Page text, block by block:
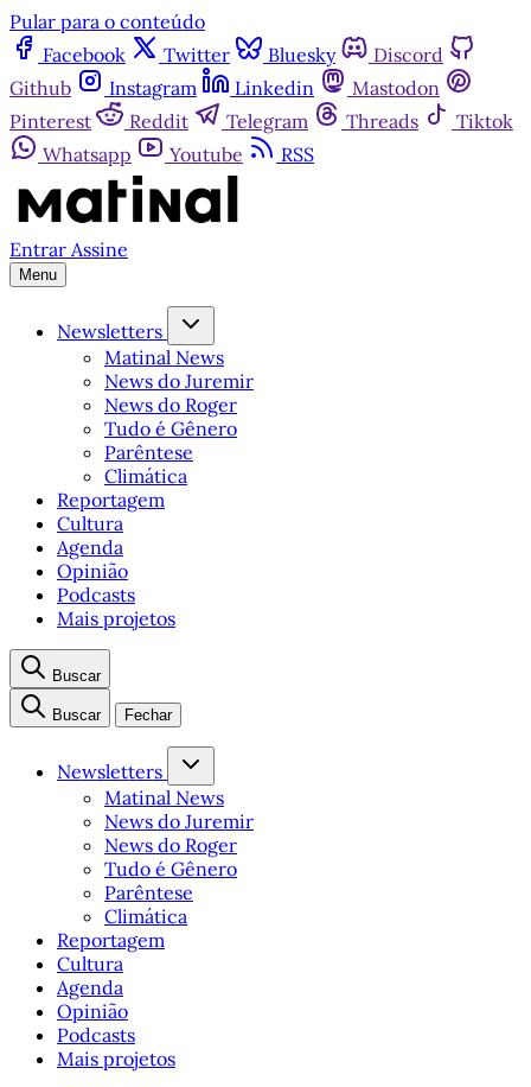
Pular para o conteúdo
Facebook
Twitter Bluesky
Discord
Github
Instagram Linkedin
Mastodon
Pinterest
Reddit Telegram Threads
Tiktok
Whatsapp
Youtube RSS
Entrar Assine
Menu
Newsletters
Matinal News
News do Juremir
News do Roger
Tudo é Gênero
Parêntese
Climática
Reportagem
Cultura
Agenda
Opinião
Podcasts
Mais projetos
Buscar
Buscar Fechar
Newsletters
Matinal News
News do Juremir
News do Roger
Tudo é Gênero
Parêntese
Climática
Reportagem
Cultura
Agenda
Opinião
Podcasts
Mais projetos